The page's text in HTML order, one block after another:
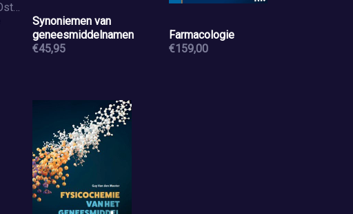
Vekemans, Herlinda, Ostyn, Stéphane
Synoniemen van
geneesmiddelnamen
€45,95
Farmacologie
€159,00